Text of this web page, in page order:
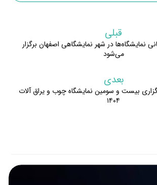
قبلی
نمایشگاه‌ها در شهر نمایشگاهی اصفهان برگزار
می‌شود
بعدی
بیست و سومین نمایشگاه چوب و یراق آلات
۱۴۰۴